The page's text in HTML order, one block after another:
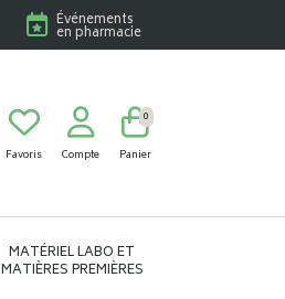
Événements
en pharmacie
Favoris Compte Panier
0
MATÉRIEL LABO ET
MATIÈRES PREMIÈRES